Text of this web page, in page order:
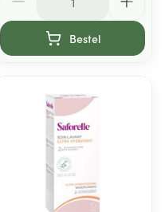
Bestel